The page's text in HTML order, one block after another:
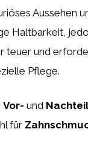
Aussehen
Haltbarkeit,
teuer und
Pflege.
Vor- und
für